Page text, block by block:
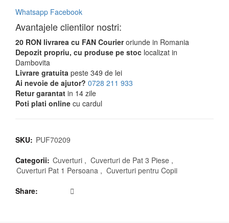
Whatsapp Facebook
Avantajele clientilor nostri:
20 RON livrarea cu FAN Courieroriunde in Romania
Depozit propriu, cu produse pe stoc localizat in
Dambovita
Livrare gratuita peste 349 de lei
Ai nevoie de ajutor? 0728 211 933
Retur garantat in 14 zile
Poti plati online cu cardul
SKU: PUF70209
Categorii: Cuverturi , Cuverturi de Pat 3 Piese ,
Cuverturi Pat 1 Persoana , Cuverturi pentru Copii
Share